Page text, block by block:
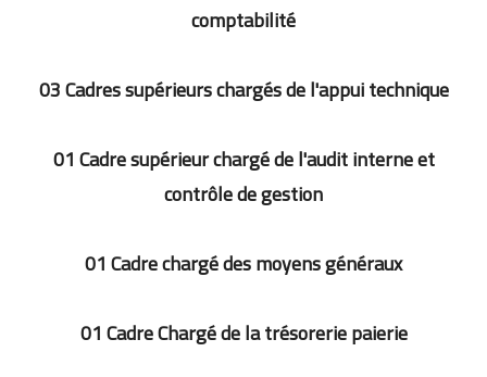
comptabilité
03 Cadres supérieurs chargés de l'appui technique
01 Cadre supérieur chargé de l'audit interne et
contrôle de gestion
01 Cadre chargé des moyens généraux
01 Cadre Chargé de la trésorerie paierie